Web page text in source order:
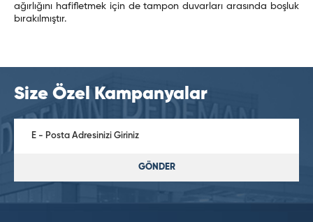
ağırlığını hafifletmek için de tampon duvarları arasında boşluk
bırakılmıştır.
Size Özel Kampanyalar
GÖNDER